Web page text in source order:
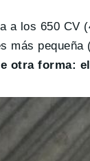
a los 650 CV
más pequeña
otra forma: